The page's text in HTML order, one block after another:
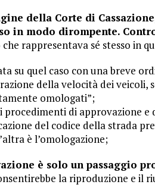
della Corte di
in modo dirompente.
rappresentava sé stesso in
su quel caso con una breve
della velocità dei veicoli,
omologati”;
di approvazione e
del codice della strada
è l’omologazione;
è solo un passaggio
la riproduzione e il